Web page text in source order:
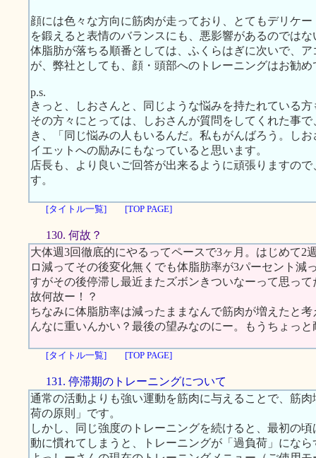
顔には色々な方向に筋肉が走っており、とてもデリケ
を鍛えると表情のバランスにも、悪影響があるのでは
体脂肪が落ちる順番としては、ふくらはぎに次いで、
が、弊社としても、顔・頭部へのトレーニングはお勧
p.s.
きっと、しおさんと、同じような悩みを持たれている
その方々にとっては、しおさんが質問をしてくれた事
き、「同じ悩みの人もいるんだ。私もがんばろう。し
イエットへの励みにもなっていると思います。
店長も、より良いご回答が出来るように頑張りますの
す。
[タイトル一覧] [TOP PAGE]
130. 何故？
大体週3回徹底的にやるってペースで3ヶ月。はじめて2
ロ減ってその後変化無くでも体脂肪率が3パーセント減
すがその後停滞し最近またズボンきついなーって思っ
故何故ー！？
ちなみに体脂肪率は減ったままなんで筋肉が増えたと
んなに重いんかい？最後の望みなのにー。もうちょっ
[タイトル一覧] [TOP PAGE]
131. 停滞期のトレーニングについて
通常の活動よりも強い運動を筋肉に与えることで、筋
荷の原則」です。
しかし、同じ強度のトレーニングを続けると、最初の
動に慣れてしまうと、トレーニングが「過負荷」にな